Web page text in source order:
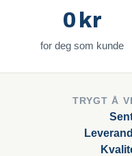
0 kr
for deg som kunde
TRYGT Å